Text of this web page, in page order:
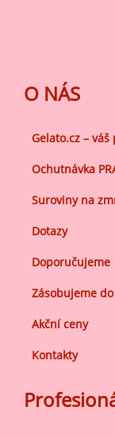
O NÁS
Gelato.cz –
Ochutnávka
Suroviny na
Dotazy
Doporučujeme
Zásobujeme
Akční ceny
Kontakty